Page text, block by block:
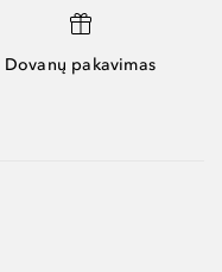
Dovanų pakavimas